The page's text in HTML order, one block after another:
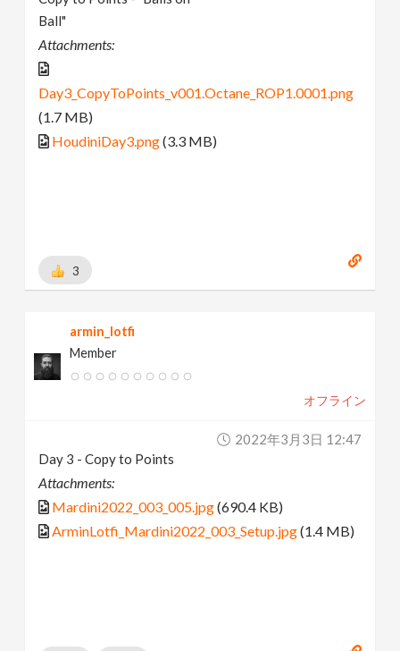
Ball"
Attachments:
Day3_CopyToPoints_v001.Octane_ROP1.0001.png
(1.7 MB)
HoudiniDay3.png(3.3 MB)
3
armin_lotfi
Member
オフライン
2022年3月3日 12:47
Day 3 - Copy to Points
Attachments:
Mardini2022_003_005.jpg(690.4 KB)
ArminLotfi_Mardini2022_003_Setup.jpg(1.4 MB)